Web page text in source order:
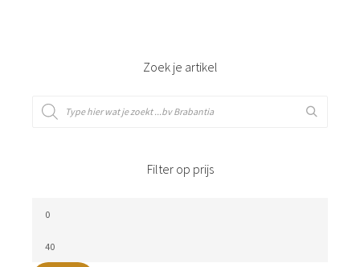
Zoek je artikel
Filter op prijs